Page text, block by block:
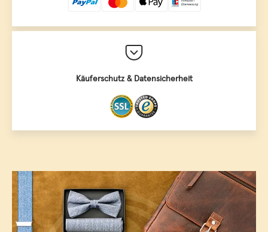
Käuferschutz & Datensicherheit